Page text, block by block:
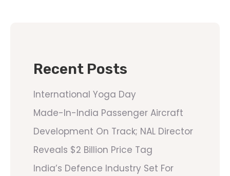
Recent Posts
International Yoga Day
Made-In-India Passenger Aircraft
Development On Track; NAL Director
Reveals $2 Billion Price Tag
India’s Defence Industry Set For